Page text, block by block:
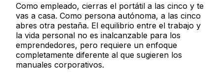
Como empleado, cierras el portátil a las cinco y te
vas a casa. Como persona autónoma, a las cinco
abres otra pestaña. El equilibrio entre el trabajo y
la vida personal no es inalcanzable para los
emprendedores, pero requiere un enfoque
completamente diferente al que sugieren los
manuales corporativos.